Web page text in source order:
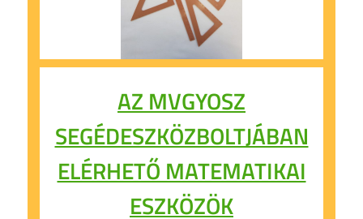
AZ MVGYOSZ
SEGÉDESZKÖZBOLTJÁBAN
ELÉRHETŐ MATEMATIKAI
ESZKÖZÖK